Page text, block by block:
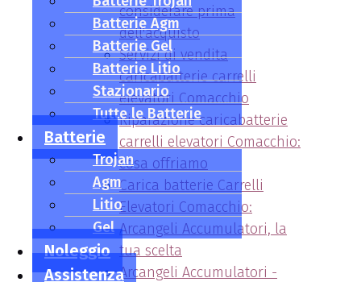
Batterie Agm
Batterie Gel
Batterie Litio
Stazionario
Tutte le Batterie
Batterie
Trojan
Agm
Litio
Gel
Noleggio
Assistenza
considerare prima
dell'acquisto
Servizi di vendita
caricabatterie carrelli
elevatori Comacchio
Riparazione caricabatterie
carrelli elevatori Comacchio:
cosa offriamo
Carica batterie Carrelli
Elevatori Comacchio:
Arcangeli Accumulatori, la
tua scelta
Arcangeli Accumulatori -